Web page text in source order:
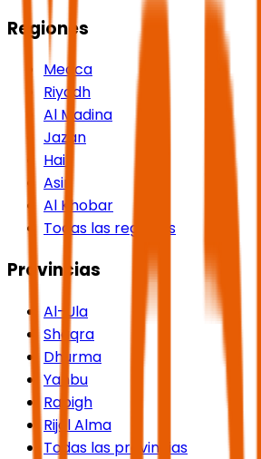
Regiones
Mecca
Riyadh
Al Madina
Jazan
Hail
Asir
Al Khobar
Todas las regiones
Provincias
Al-Ula
Shaqra
Dhurma
Yanbu
Rabigh
Rijal Alma
Todas las provincias